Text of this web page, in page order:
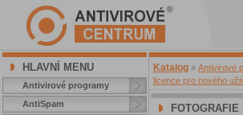
HLAVNÍ MENU
Antivirové programy
AntiSpam
Katalog » Antivirové
licence pro nového
FOTOGRAFIE